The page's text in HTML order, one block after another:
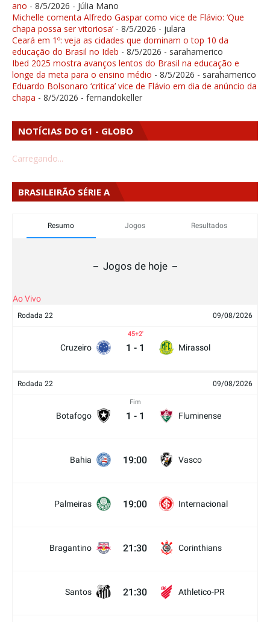
ano - 8/5/2026 - Júlia Mano
Michelle comenta Alfredo Gaspar como vice de Flávio: ‘Que
chapa possa ser vitoriosa’ - 8/5/2026 - julara
Ceará em 1º: veja as cidades que dominam o top 10 da
educação do Brasil no Ideb - 8/5/2026 - sarahamerico
Ibed 2025 mostra avanços lentos do Brasil na educação e
longe da meta para o ensino médio - 8/5/2026 - sarahamerico
Eduardo Bolsonaro ‘critica’ vice de Flávio em dia de anúncio da
chapa - 8/5/2026 - fernandokeller
NOTÍCIAS DO G1 - GLOBO
Carregando...
BRASILEIRÃO SÉRIE A
Resumo Jogos Resultados
Jogos de hoje
Ao Vivo
Rodada 22 09/08/2026
Cruzeiro
45+2
1 - 1 Mirassol
Rodada 22 09/08/2026
Botafogo
Fim
1 - 1 Fluminense
Bahia 19:00 Vasco
Palmeiras 19:00 Internacional
Bragantino 21:30 Corinthians
Santos 21:30 Athletico-PR